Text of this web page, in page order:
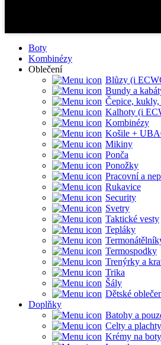
Boty
Kombinézy
Oblečení
Blůzy (i
Bundy a
Čepice,
Kalhoty (i
Kombinézy
Košile +
Mikiny
Ponča
Ponožky
Pracovní a
Rukavice
Security
Svetry
Taktické vesty
Tepláky
Termospodky
Trenýrky a
Trika
Šály
Dětské
Doplňky
Batohy a
Celty a plachty
Krémy na boty